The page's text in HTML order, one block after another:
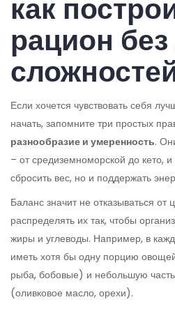
как
рацион
Если хочется чувствовать себя
начать, запомните три простых
разнообразие и умеренность.
– от средиземноморской до кето,
сбросить вес, но и поддержать
Баланс значит не отказываться
распределять их так, чтобы
жиры и углеводы. Например, в
иметь хотя бы одну порцию
рыба, бобовые) и небольшую
(оливковое масло, орехи).